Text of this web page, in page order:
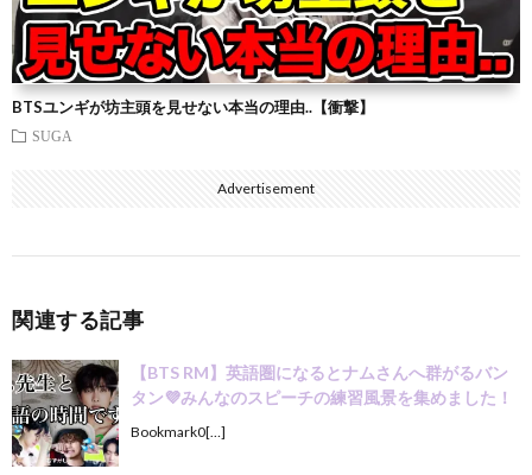
BTSユンギが坊主頭を見せない本当の理由..【衝撃】
SUGA
Advertisement
関連する記事
【BTS RM】英語圏になるとナムさんへ群がるバン
タン💜みんなのスピーチの練習風景を集めました！
Bookmark0[…]